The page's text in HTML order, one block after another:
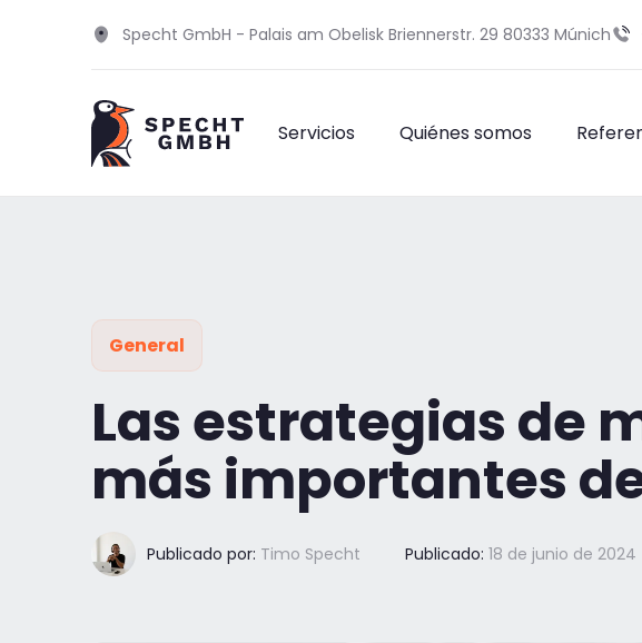
Specht GmbH - Palais am Obelisk Briennerstr. 29 80333 Múnich
Servicios Quiénes somos
General
Las estrategias de
más importantes
Publicado por: Timo Specht Publicado: 18 de junio de 2024